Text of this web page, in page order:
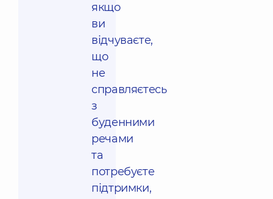
якщо
ви
відчуваєте,
що
не
справляєтесь
з
буденними
речами
та
потребуєте
підтримки,